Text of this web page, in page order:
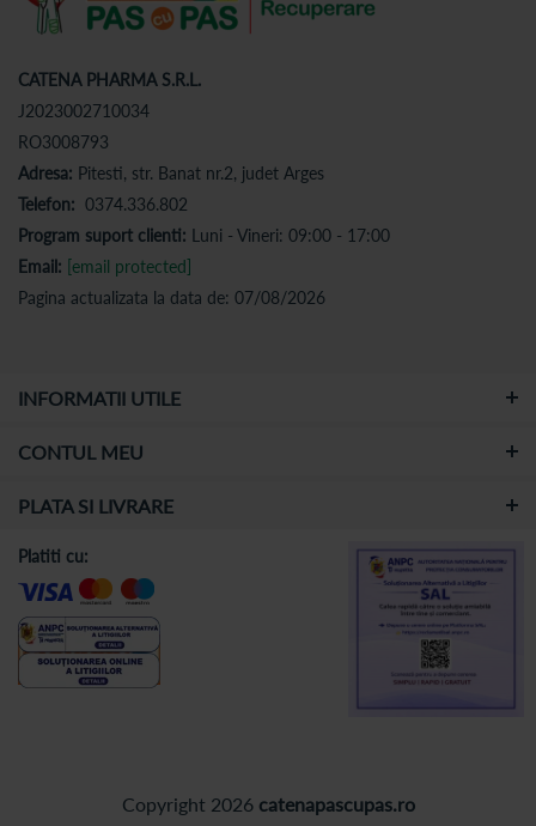
CATENA PHARMA S.R.L.
J2023002710034
RO3008793
Adresa: Pitesti, str. Banat nr.2, judet Arges
Telefon: 0374.336.802
Program suport clienti: Luni - Vineri: 09:00 - 17:00
Email: [email protected]
Pagina actualizata la data de: 07/08/2026
INFORMATII UTILE
CONTUL MEU
PLATA SI LIVRARE
Copyright 2026 catenapascupas.ro
Platiti cu: